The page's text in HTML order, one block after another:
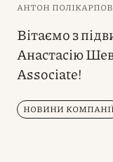
АНТОН ПОЛІКАРПОВ
Вітаємо з
Анастасію
Associate!
НОВИНИ